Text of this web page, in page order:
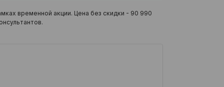
временной акции. Цена без скидки - 90 990